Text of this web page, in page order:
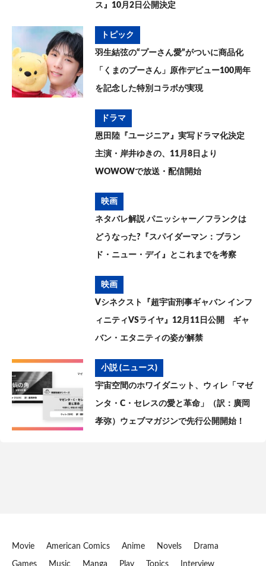
ス』10月2日公開決定
トピック
羽生結弦の“プーさん愛”がついに商品化
「くまのプーさん」原作デビュー100周年
を記念した特別コラボが実現
ドラマ
恩田陸『ユージニア』実写ドラマ化決定
主演・岸井ゆきの、11月8日より
WOWOWで放送・配信開始
映画
ネタバレ解説 パニッシャー／フランクは
どうなった?『スパイダーマン：ブラン
ド・ニュー・デイ』とこれまでを考察
映画
Vシネクスト『超宇宙刑事ギャバン インフ
ィニティVSライヤ』12月11日公開 ギャ
バン・エタニティの姿が解禁
小説 (ニュース)
宇宙空間のホワイダニット、ウィレ「マゼ
ンタ・C・セレスの愛と革命」（訳：廣岡
孝弥）ウェブマガジンで先行公開開始！
Movie American Comics Anime Novels Drama
Games Music Manga Play Topics Interview